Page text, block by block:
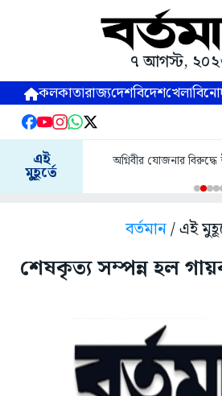
৭ আগস্ট,
কলকাতারাজ্যদেশবিদেশখেলা
এই
মুহূর্তে
অগ্নিবীর যোজনার
বর্তমান/ এই
শেষকৃত্য সম্পন্ন হল